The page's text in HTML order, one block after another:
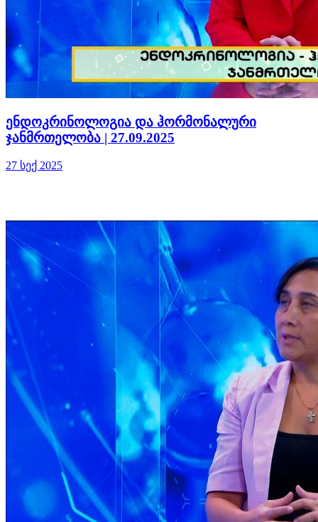
ენდოკრინოლოგია და ჰორმონალური
ჯანმრთელობა | 27.09.2025
27 სექ 2025